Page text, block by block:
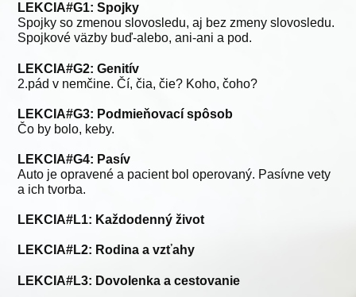
LEKCIA#G1: Spojky
Spojky so zmenou slovosledu, aj bez zmeny slovosledu.
Spojkové väzby buď-alebo, ani-ani a pod.
LEKCIA#G2: Genitív
2.pád v nemčine. Čí, čia, čie? Koho, čoho?
LEKCIA#G3: Podmieňovací spôsob
Čo by bolo, keby.
LEKCIA#G4: Pasív
Auto je opravené a pacient bol operovaný. Pasívne vety
a ich tvorba.
LEKCIA#L1: Každodenný život
LEKCIA#L2: Rodina a vzťahy
LEKCIA#L3: Dovolenka a cestovanie